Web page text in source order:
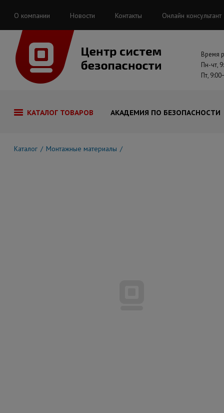
О компании Новости Контакты Онлайн консультант
Время
Пн-чт,
Пт,
КАТАЛОГ ТОВАРОВ АКАДЕМИЯ ПО БЕЗОПАСНОСТИ
Каталог Монтажные материалы